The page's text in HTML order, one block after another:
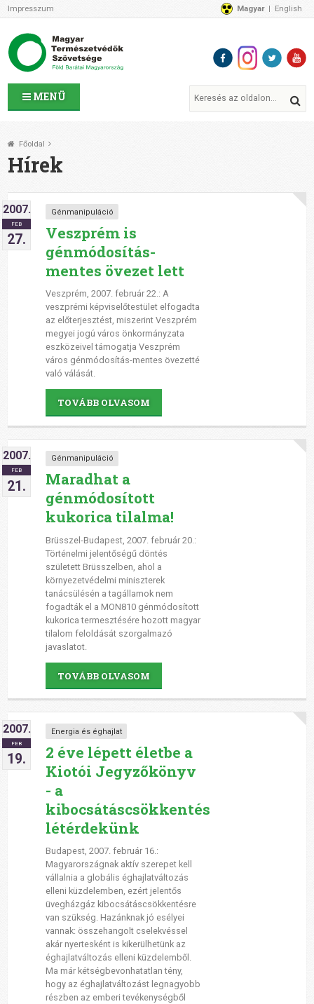
MENÜ
Impresszum Magyar English
Az MTVSZ-ről
Programok
MTVSZ ügyek és események
Tagszervezetek
Támogatóink
CSATLAKOZZ hozzánk!
1%
Adományozz!
Főoldal
Hírek
2007.
FEB
27.
Génmanipuláció
Veszprém is
génmódosítás-
mentes övezet lett
Veszprém, 2007. február 22.: A
veszprémi képviselőtestület elfogadta
az előterjesztést, miszerint Veszprém
megyei jogú város önkormányzata
eszközeivel támogatja Veszprém
város génmódosítás-mentes övezetté
való válását.
TOVÁBB OLVASOM
2007.
FEB
21.
Génmanipuláció
Maradhat a
génmódosított
kukorica tilalma!
Brüsszel-Budapest, 2007. február 20.:
Történelmi jelentőségű döntés
született Brüsszelben, ahol a
környezetvédelmi miniszterek
tanácsülésén a tagállamok nem
fogadták el a MON810 génmódosított
kukorica termesztésére hozott magyar
tilalom feloldását szorgalmazó
javaslatot.
TOVÁBB OLVASOM
2007.
FEB
19.
Energia és éghajlat
2 éve lépett életbe a
Kiotói Jegyzőkönyv
- a
kibocsátáscsökkentés
létérdekünk
Budapest, 2007. február 16.:
Magyarországnak aktív szerepet kell
vállalnia a globális éghajlatváltozás
elleni küzdelemben, ezért jelentős
üvegházgáz kibocsátáscsökkentésre
van szükség. Hazánknak jó esélyei
vannak: összehangolt cselekvéssel
akár nyertesként is kikerülhetünk az
éghajlatváltozás elleni küzdelemből.
Ma már kétségbevonhatatlan tény,
hogy az éghajlatváltozást legnagyobb
részben az emberi tevékenységből